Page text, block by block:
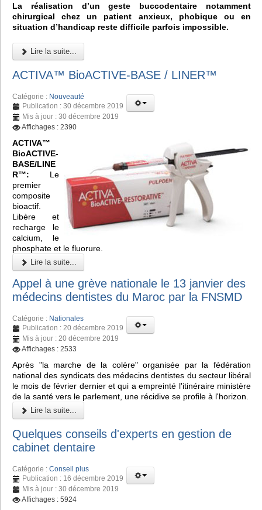
La réalisation d’un geste buccodentaire notamment
chirurgical chez un patient anxieux, phobique ou en
situation d’handicap reste difficile parfois impossible.
Lire la suite...
ACTIVA™ BioACTIVE-BASE / LINER™
Catégorie : Nouveauté
Publication : 30 décembre 2019
Mis à jour : 30 décembre 2019
Affichages : 2390
ACTIVA™
BioACTIVE-
BASE/LINE
R™: Le
premier
composite
bioactif.
Libère et
recharge le
calcium, le
phosphate et le fluorure.
Lire la suite...
Appel à une grève nationale le 13 janvier des
médecins dentistes du Maroc par la FNSMD
Catégorie : Nationales
Publication : 20 décembre 2019
Mis à jour : 20 décembre 2019
Affichages : 2533
Après "la marche de la colère" organisée par la fédération
national des syndicats des médecins dentistes du secteur libéral
le mois de février dernier et qui a empreinté l'itinéraire ministère
de la santé vers le parlement, une récidive se profile à l'horizon.
Lire la suite...
Quelques conseils d'experts en gestion de
cabinet dentaire
Catégorie : Conseil plus
Publication : 16 décembre 2019
Mis à jour : 30 décembre 2019
Affichages : 5924